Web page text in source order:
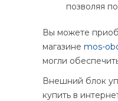
позволяя
Вы можете
магазине mos-
могли
Внешний блок
купить в